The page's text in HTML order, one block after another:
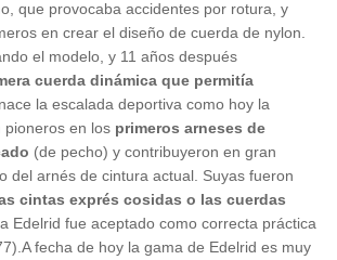
que provocaba accidentes por rotura, y
en crear el diseño de cuerda de nylon.
el modelo, y 11 años después
cuerda dinámica que permitía
la escalada deportiva como hoy la
pioneros en los primeros arneses de
(de pecho) y contribuyeron en gran
del arnés de cintura actual. Suyas fueron
cintas exprés cosidas o las cuerdas
Edelrid fue aceptado como correcta práctica
fecha de hoy la gama de Edelrid es muy